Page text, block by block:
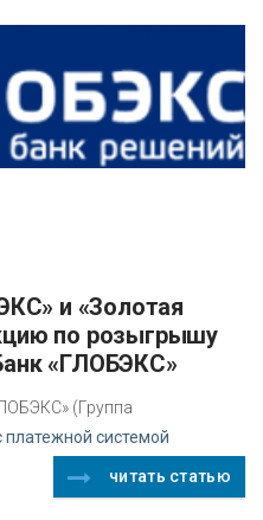
по розыгрышу
«ГЛОБЭКС»
(Группа
системой
читать статью